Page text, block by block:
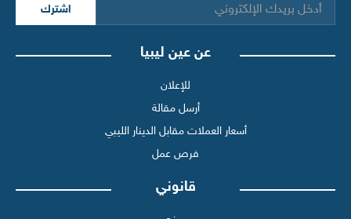
اشترك
عن عين ليبيا
للإعلان
أرسل مقالة
أسعار العملات مقابل الدينار الليبي
فرص عمل
قانوني